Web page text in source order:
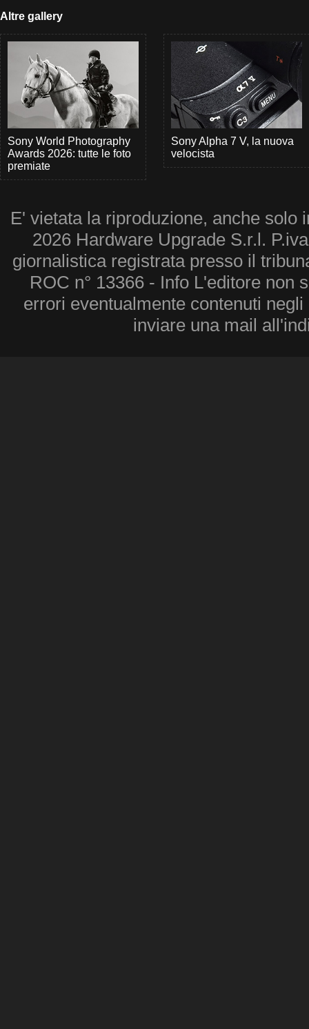
Altre gallery
Sony World Photography
Awards 2026: tutte le foto
premiate
Sony Alpha 7 V, la nuova
velocista
E' vietata la riproduzione, anche solo
2026 Hardware Upgrade S.r.l.
giornalistica registrata presso il
ROC n° 13366 - Info L'editore non
errori eventualmente contenuti
inviare una mail